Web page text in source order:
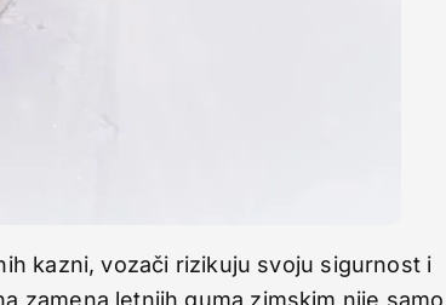
kazni, vozači rizikuju svoju sigurnost i
zamena letnjih guma zimskim nije samo